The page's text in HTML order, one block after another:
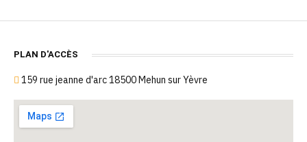
PLAN D'ACCÈS
159 rue jeanne d'arc 18500 Mehun sur Yèvre